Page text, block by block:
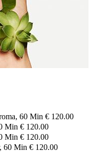
60 Min € 120.00
Min € 120.00
Min € 120.00
60 Min € 120.00